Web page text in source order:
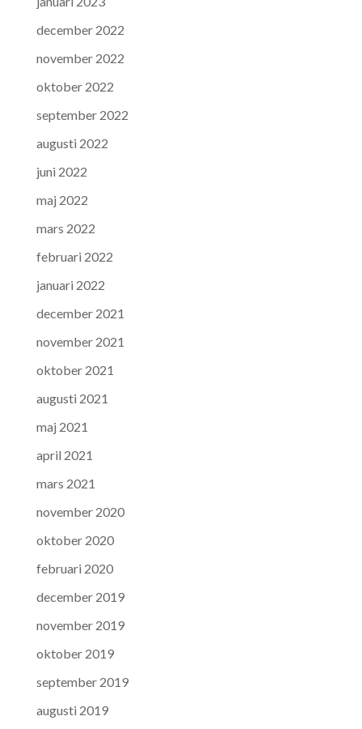
december 2022
november 2022
oktober 2022
september 2022
augusti 2022
juni 2022
maj 2022
mars 2022
februari 2022
januari 2022
december 2021
november 2021
oktober 2021
augusti 2021
maj 2021
april 2021
mars 2021
november 2020
oktober 2020
februari 2020
december 2019
november 2019
oktober 2019
september 2019
augusti 2019